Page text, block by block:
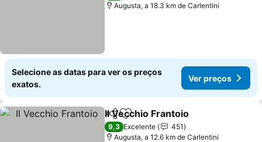
Augusta, a 18.3 km de Carlentini
Selecione as datas para ver os preços
exatos.
Ver preços
PartilharAdicionar aos favoritos
Il Vecchio Frantoio
9,3 Excelente
451
Augusta, a 12.6 km de Carlentini